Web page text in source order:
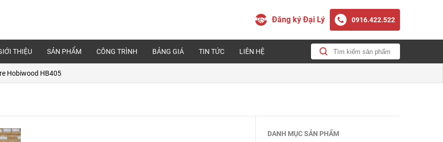
Đăng ký Đại Lý 0916.422.522
THIỆU SẢN PHẨM CÔNG TRÌNH BẢNG GIÁ TIN TỨC LIÊN HỆ
Hobiwood HB405
DANH MỤC SẢN PHẨM